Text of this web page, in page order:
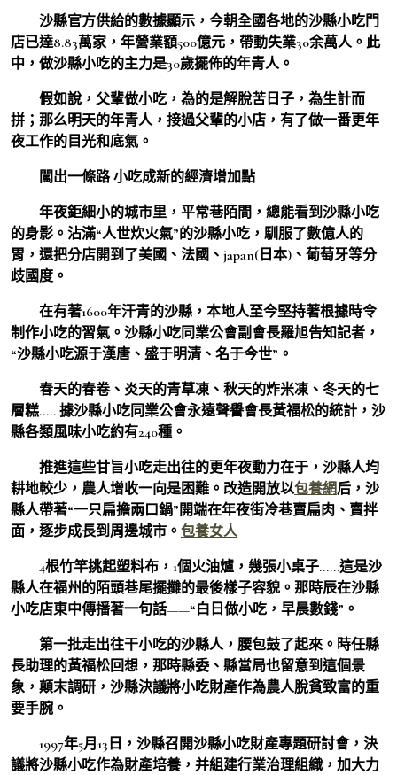
沙縣官方供給的數據顯示，今朝全國各地的沙縣小吃門
店已達8.83萬家，年營業額500億元，帶動失業30余萬人。此
中，做沙縣小吃的主力是30歲擺佈的年青人。
假如說，父輩做小吃，為的是解脫苦日子，為生計而
拼；那么明天的年青人，接過父輩的小店，有了做一番更年
夜工作的目光和底氣。
闖出一條路 小吃成新的經濟增加點
年夜鉅細小的城市里，平常巷陌間，總能看到沙縣小吃
的身影。沾滿“人世炊火氣”的沙縣小吃，馴服了數億人的
胃，還把分店開到了美國、法國、japan(日本)、葡萄牙等分
歧國度。
在有著1600年汗青的沙縣，本地人至今堅持著根據時令
制作小吃的習氣。沙縣小吃同業公會副會長羅旭告知記者，
“沙縣小吃源于漢唐、盛于明清、名于今世”。
春天的春卷、炎天的青草凍、秋天的炸米凍、冬天的七
層糕……據沙縣小吃同業公會永遠聲譽會長黃福松的統計，沙
縣各類風味小吃約有240種。
推進這些甘旨小吃走出往的更年夜動力在于，沙縣人均
耕地較少，農人增收一向是困難。改造開放以包養網后，沙
縣人帶著“一只扁擔兩口鍋”開端在年夜街冷巷賣扁肉、賣拌
面，逐步成長到周邊城市。 包養女人
4根竹竿挑起塑料布，1個火油爐，幾張小桌子……這是沙
縣人在福州的陌頭巷尾擺攤的最後樣子容貌。那時辰在沙縣
小吃店東中傳播著一句話——“白日做小吃，早晨數錢”。
第一批走出往干小吃的沙縣人，腰包鼓了起來。時任縣
長助理的黃福松回想，那時縣委、縣當局也留意到這個景
象，顛末調研，沙縣決議將小吃財產作為農人脫貧致富的重
要手腕。
1997年5月13日，沙縣召開沙縣小吃財產專題研討會，決
議將沙縣小吃作為財產培養，并組建行業治理組織，加大力